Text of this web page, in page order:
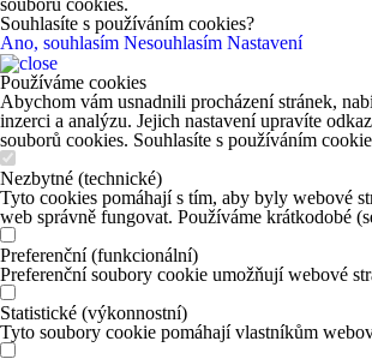
souborů cookies.
Souhlasíte s používáním cookies?
Ano, souhlasím Nesouhlasím Nastavení
Používáme cookies
Abychom vám usnadnili procházení stránek,
inzerci a analýzu. Jejich nastavení upravíte
souborů cookies. Souhlasíte s používáním
Nezbytné (technické)
Tyto cookies pomáhají s tím, aby byly webové
web správně fungovat. Používáme krátkodobé
Preferenční (funkcionální)
Preferenční soubory cookie umožňují webové
Statistické (výkonnostní)
Tyto soubory cookie pomáhají vlastníkům